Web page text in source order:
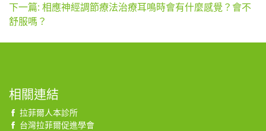
下一篇: 相應神經調節療法治療耳鳴時會有什麼感覺？會不
舒服嗎？
相關連結
拉菲爾人本診所
台灣拉菲爾促進學會